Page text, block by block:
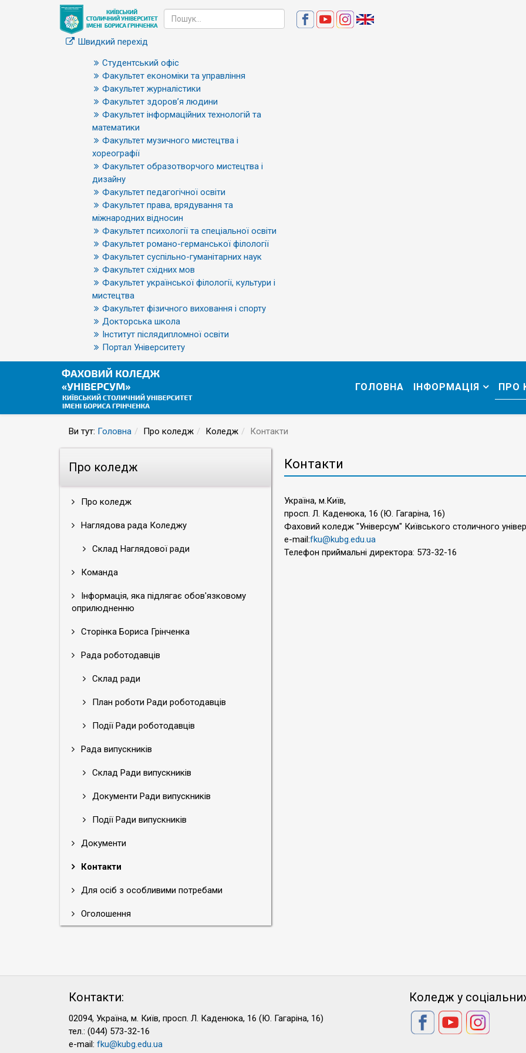
Швидкий перехід
Студентський офіс
Факультет економіки та управління
Факультет журналістики
Факультет здоров’я людини
Факультет інформаційних технологій та
математики
Факультет музичного мистецтва і
хореографії
Факультет образотворчого мистецтва і
дизайну
Факультет педагогічної освіти
Факультет права, врядування та
міжнародних відносин
Факультет психології та спеціальної освіти
Факультет романо-германської філології
Факультет суспільно-гуманітарних наук
Факультет східних мов
Факультет української філології, культури і
мистецтва
Факультет фізичного виховання і спорту
Докторська школа
Інститут післядипломної освіти
Портал Університету
ГОЛОВНА ІНФОРМАЦІЯ ПРО
Ви тут: Головна Про коледж Коледж Контакти
Про коледж
Про коледж
Наглядова рада Коледжу
Склад Наглядової ради
Команда
Інформація, яка підлягає обов'язковому
оприлюдненню
Сторінка Бориса Грінченка
Рада роботодавців
Склад ради
План роботи Ради роботодавців
Події Ради роботодавців
Рада випускників
Склад Ради випускників
Документи Ради випускників
Події Ради випускників
Документи
Контакти
Для осіб з особливими потребами
Оголошення
Контакти
Україна, м.Київ,
просп. Л. Каденюка, 16 (Ю. Гагаріна, 16)
Фаховий коледж "Універсум" Київського столичного
e-mail:fku@kubg.edu.ua
Телефон приймальні директора: 573-32-16
Контакти:
02094, Україна, м. Київ, просп. Л. Каденюка, 16 (Ю. Гагаріна, 16)
тел.: (044) 573-32-16
e-mail: fku@kubg.edu.ua
Коледж у